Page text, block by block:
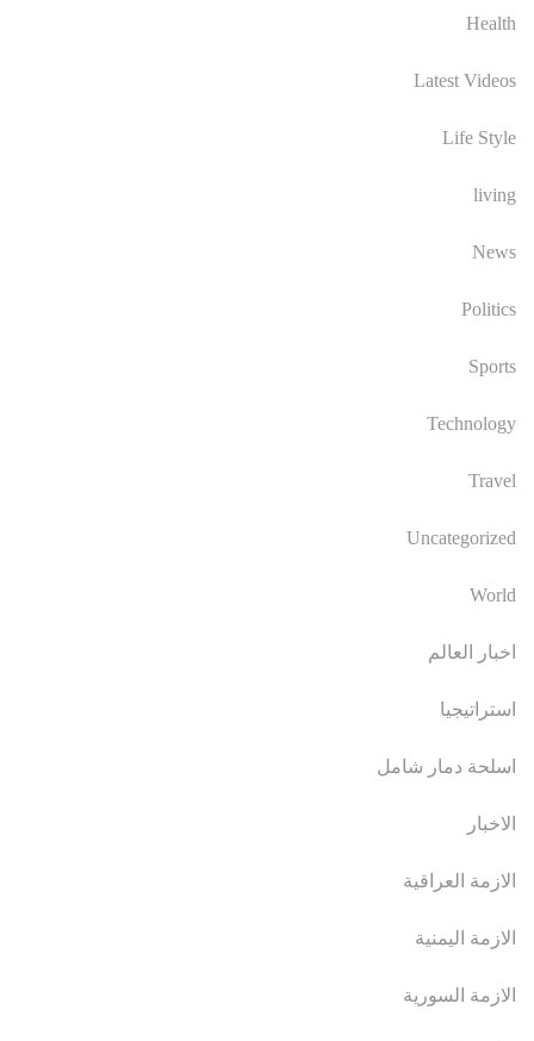
Health
Latest Videos
Life Style
living
News
Politics
Sports
Technology
Travel
Uncategorized
World
اخبار العالم
استراتيجيا
اسلحة دمار شامل
الاخبار
الازمة العراقية
الازمة اليمنية
الازمة السورية